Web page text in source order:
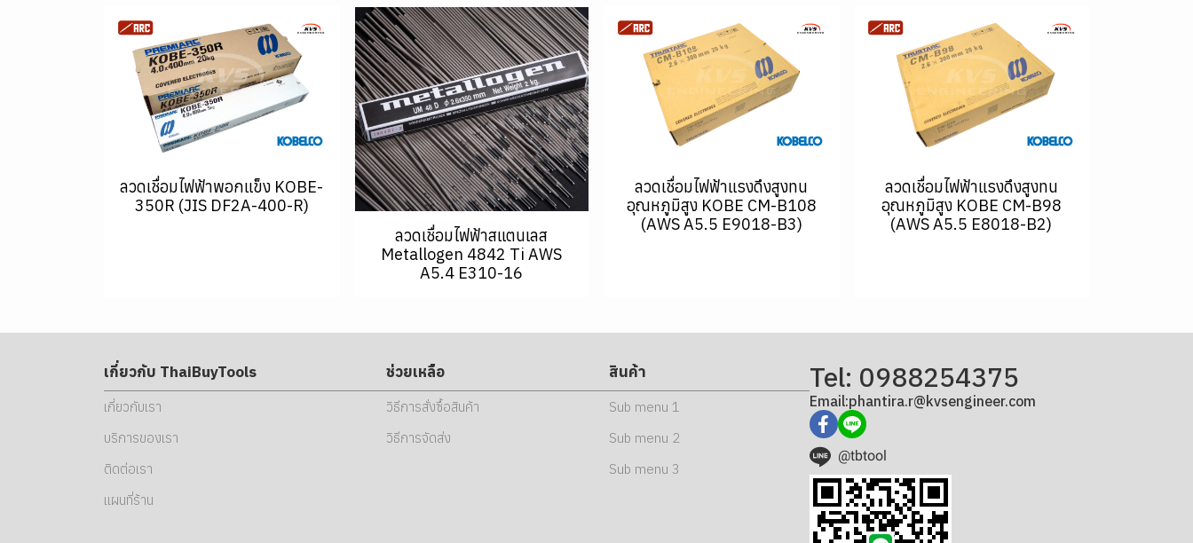
ลวดเชื่อมไฟฟ้าพอกแข็ง KOBE-
350R (JIS DF2A-400-R)
ลวดเชื่อมไฟฟ้าสแตนเลส
Metallogen 4842 Ti AWS
A5.4 E310-16
ลวดเชื่อมไฟฟ้าแรงดึงสูงทน
อุณหภูมิสูง KOBE CM-B108
(AWS A5.5 E9018-B3)
ลวดเชื่อมไฟฟ้าแรงดึงสูงทน
อุณหภูมิสูง KOBE CM-B98
(AWS A5.5 E8018-B2)
เกี่ยวกับ ThaiBuyTools
เกี่ยวกับเรา
บริการของเรา
ติดต่อเรา
แผนที่ร้าน
ช่วยเหลือ
วิธีการสั่งซื้อสินค้า
วิธีการจัดส่ง
สินค้า
Sub menu 1
Sub menu 2
Sub menu 3
Tel: 0988254375
Email:phantira.r@kvsengineer.com
@tbtool